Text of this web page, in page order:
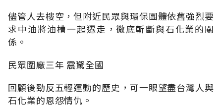
儘管人去樓空，但附近民眾與環保團體依舊強烈要
求中油將油槽一起遷走，徹底斬斷與石化業的關
係。
民眾圍廠三年 震驚全國
回顧後勁反五輕運動的歷史，可一眼望盡台灣人與
石化業的恩怨情仇。